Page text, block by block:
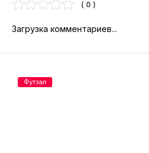
( 0 )
Загрузка комментариев...
Футзал